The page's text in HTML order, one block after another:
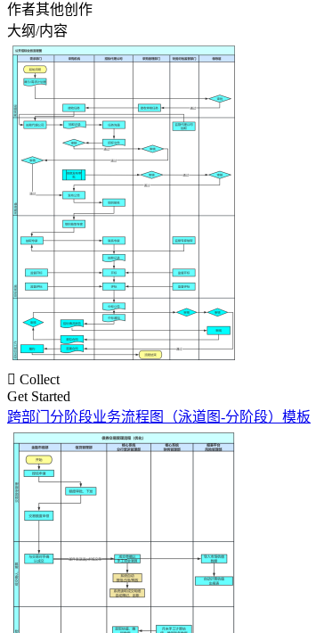
作者其他创作
大纲/内容
 Collect
Get Started
跨部门分阶段业务流程图（泳道图-分阶段）模板